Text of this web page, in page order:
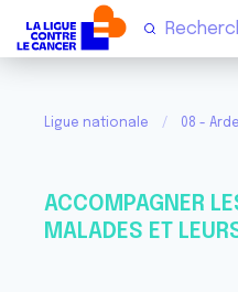
Ligue nationale 08 -
ACCOMPAGNER
MALADES ET